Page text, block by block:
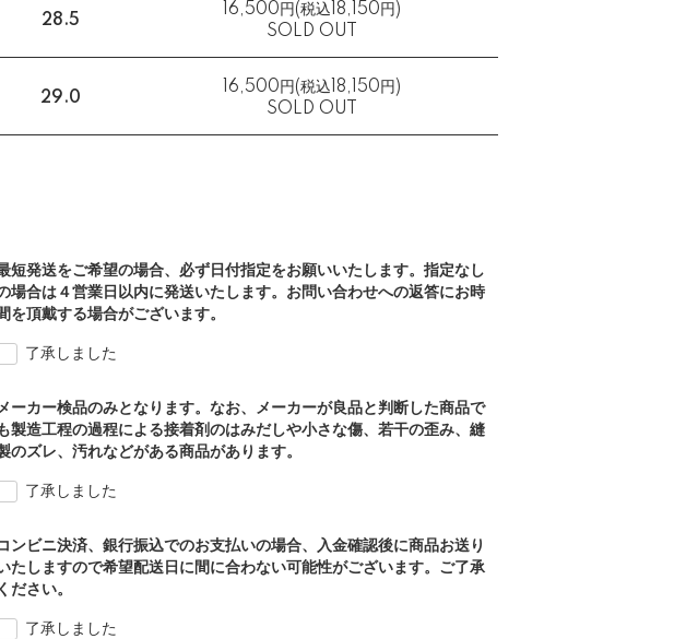
28.5
16,500円(税込18,150円)
SOLD OUT
29.0
16,500円(税込18,150円)
SOLD OUT
短発送をご希望の場合、必ず日付指定をお願いいたします。指定なし
場合は４営業日以内に発送いたします。お問い合わせへの返答にお時
を頂戴する場合がございます。
了承しました
ーカー検品のみとなります。なお、メーカーが良品と判断した商品で
製造工程の過程による接着剤のはみだしや小さな傷、若干の歪み、縫
のズレ、汚れなどがある商品があります。
了承しました
ンビニ決済、銀行振込でのお支払いの場合、入金確認後に商品お送り
たしますので希望配送日に間に合わない可能性がございます。ご了承
ください。
了承しました